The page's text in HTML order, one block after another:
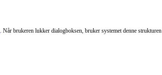
. Når brukeren lukker dialogboksen, bruker systemet denne